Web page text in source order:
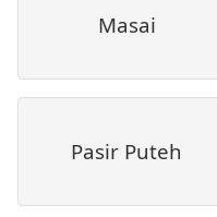
Masai
Pasir Puteh